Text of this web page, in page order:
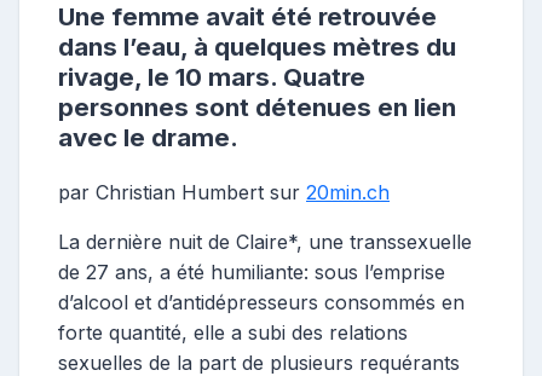
Une femme avait été retrouvée
dans l’eau, à quelques mètres du
rivage, le 10 mars. Quatre
personnes sont détenues en lien
avec le drame.
par Christian Humbert sur 20min.ch
La dernière nuit de Claire*, une transsexuelle
de 27 ans, a été humiliante: sous l’emprise
d’alcool et d’antidépresseurs consommés en
forte quantité, elle a subi des relations
sexuelles de la part de plusieurs requérants